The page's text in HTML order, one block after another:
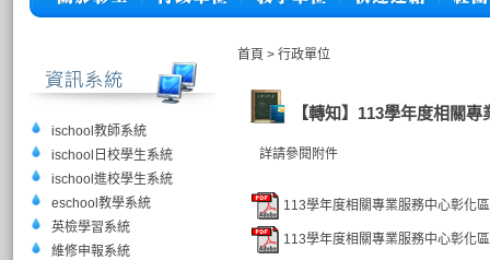
ischool教師系統
ischool日校學生系統
ischool進校學生系統
eschool教學系統
英檢學習系統
維修申報系統
首頁 > 行政單位
【轉知】113學年度相關
詳請參閱附件
113學年度相關專業服務中心彰化
113學年度相關專業服務中心彰化